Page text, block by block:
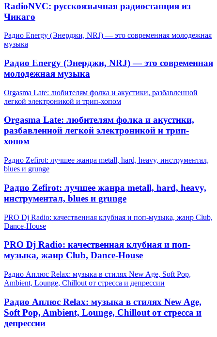
RadioNVC: русскоязычная радиостанция из
Чикаго
Радио Energy (Энерджи, NRJ) — это современная молодежная
музыка
Радио Energy (Энерджи, NRJ) — это современная
молодежная музыка
Orgasma Late: любителям фолка и акустики, разбавленной
легкой электроникой и трип-хопом
Orgasma Late: любителям фолка и акустики,
разбавленной легкой электроникой и трип-
хопом
Радио Zefirot: лучшее жанра metall, hard, heavy, инструментал,
blues и grunge
Радио Zefirot: лучшее жанра metall, hard, heavy,
инструментал, blues и grunge
PRO Dj Radio: качественная клубная и поп-музыка, жанр Club,
Dance-House
PRO Dj Radio: качественная клубная и поп-
музыка, жанр Club, Dance-House
Радио Аплюс Relax: музыка в стилях New Age, Soft Pop,
Ambient, Lounge, Chillout от стресса и депрессии
Радио Аплюс Relax: музыка в стилях New Age,
Soft Pop, Ambient, Lounge, Chillout от стресса и
депрессии